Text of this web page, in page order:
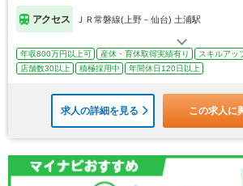
アクセス ＪＲ常磐線(上野－仙台) 土浦駅
年収800万円以上可 産休・育休取得実績有り スキルアッ
店舗数30以上
積極採用中 年間休日120日以上
求人の詳細を見る この求人に